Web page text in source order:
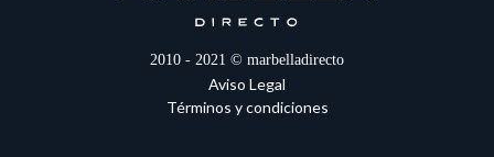
2010 - 2021 © marbelladirecto
Aviso Legal
Términos y condiciones